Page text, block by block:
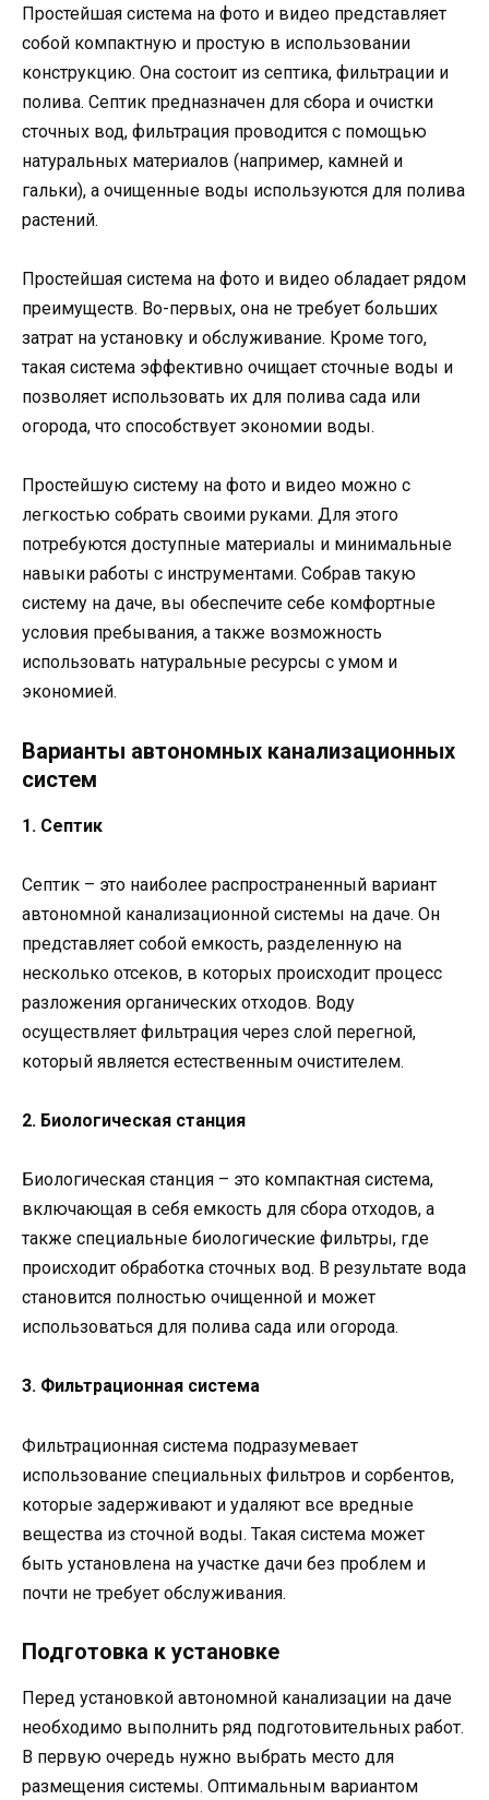
Простейшая система на фото и видео представляет
собой компактную и простую в использовании
конструкцию. Она состоит из септика, фильтрации и
полива. Септик предназначен для сбора и очистки
сточных вод, фильтрация проводится с помощью
натуральных материалов (например, камней и
гальки), а очищенные воды используются для полива
растений.
Простейшая система на фото и видео обладает рядом
преимуществ. Во-первых, она не требует больших
затрат на установку и обслуживание. Кроме того,
такая система эффективно очищает сточные воды и
позволяет использовать их для полива сада или
огорода, что способствует экономии воды.
Простейшую систему на фото и видео можно с
легкостью собрать своими руками. Для этого
потребуются доступные материалы и минимальные
навыки работы с инструментами. Собрав такую
систему на даче, вы обеспечите себе комфортные
условия пребывания, а также возможность
использовать натуральные ресурсы с умом и
экономией.
Варианты автономных канализационных
систем
1. Септик
Септик – это наиболее распространенный вариант
автономной канализационной системы на даче. Он
представляет собой емкость, разделенную на
несколько отсеков, в которых происходит процесс
разложения органических отходов. Воду
осуществляет фильтрация через слой перегной,
который является естественным очистителем.
2. Биологическая станция
Биологическая станция – это компактная система,
включающая в себя емкость для сбора отходов, а
также специальные биологические фильтры, где
происходит обработка сточных вод. В результате вода
становится полностью очищенной и может
использоваться для полива сада или огорода.
3. Фильтрационная система
Фильтрационная система подразумевает
использование специальных фильтров и сорбентов,
которые задерживают и удаляют все вредные
вещества из сточной воды. Такая система может
быть установлена на участке дачи без проблем и
почти не требует обслуживания.
Подготовка к установке
Перед установкой автономной канализации на даче
необходимо выполнить ряд подготовительных работ.
В первую очередь нужно выбрать место для
размещения системы. Оптимальным вариантом